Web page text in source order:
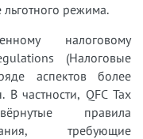
режима.
налоговому
(Налоговые
аспектов более
частности, QFC Tax
правила
требующие